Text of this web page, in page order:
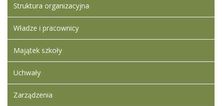
Struktura organizacyjna
Władze i pracownicy
Majątek szkoły
Uchwały
Zarządzenia